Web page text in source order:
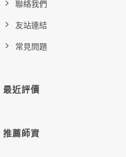
聯絡我們
友站連結
常見問題
最近評價
推薦師資